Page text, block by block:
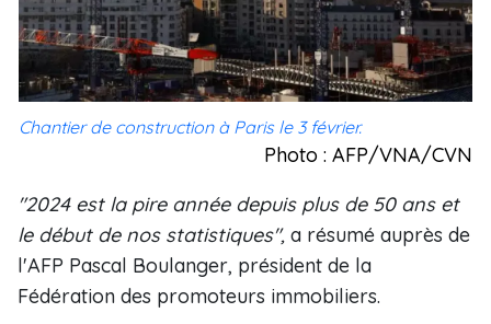
Chantier de construction à Paris le 3 février.
Photo : AFP/VNA/CVN
"2024 est la pire année depuis plus de 50 ans et
le début de nos statistiques", a résumé auprès de
l'AFP Pascal Boulanger, président de la
Fédération des promoteurs immobiliers.